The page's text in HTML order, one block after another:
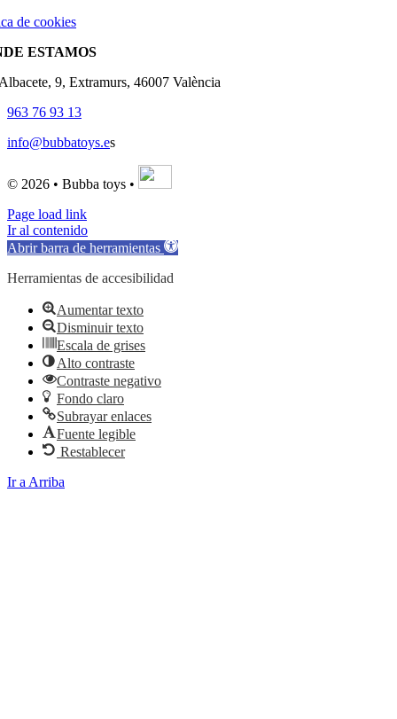
de cookies
ESTAMOS
9, Extramurs, 46007 València
963 76 93 13
info@bubbatoys.es
© 2026 • Bubba toys •
Page load link
Ir al contenido
Abrir barra de herramientas
Herramientas de accesibilidad
Aumentar texto
Disminuir texto
Escala de grises
Alto contraste
Contraste negativo
Fondo claro
Subrayar enlaces
Fuente legible
Restablecer
Ir a Arriba